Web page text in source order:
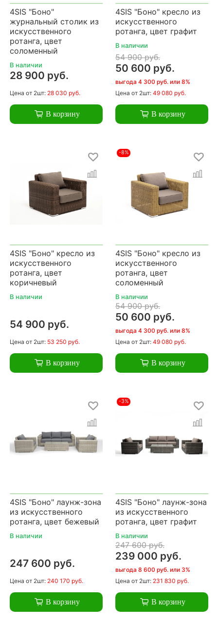
4SIS "Боно"
журнальный столик из
искусственного
ротанга, цвет
соломенный
В наличии
28 900 руб.
Цена от 2шт: 28 030 руб.
В корзину
4SIS "Боно" кресло из
искусственного
ротанга, цвет графит
В наличии
54 900 руб.
50 600 руб.
выгода 4 300 руб. или 8%
Цена от 2шт: 49 080 руб.
В корзину
4SIS "Боно" кресло из
искусственного
ротанга, цвет
коричневый
В наличии
54 900 руб.
Цена от 2шт: 53 250 руб.
В корзину
-8%
4SIS "Боно" кресло из
искусственного
ротанга, цвет
соломенный
В наличии
54 900 руб.
50 600 руб.
выгода 4 300 руб. или 8%
Цена от 2шт: 49 080 руб.
В корзину
4SIS "Боно" лаунж-зона
из искусственного
ротанга, цвет бежевый
В наличии
247 600 руб.
Цена от 2шт: 240 170 руб.
В корзину
-3%
4SIS "Боно" лаунж-зона
из искусственного
ротанга, цвет графит
В наличии
247 600 руб.
239 000 руб.
выгода 8 600 руб. или 3%
Цена от 2шт: 231 830 руб.
В корзину